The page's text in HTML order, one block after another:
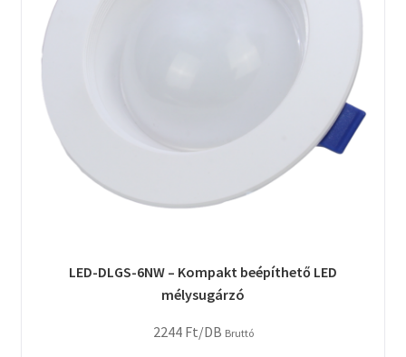
LED-DLGS-6NW – Kompakt beépíthető LED
mélysugárzó
2244 Ft/DB Bruttó